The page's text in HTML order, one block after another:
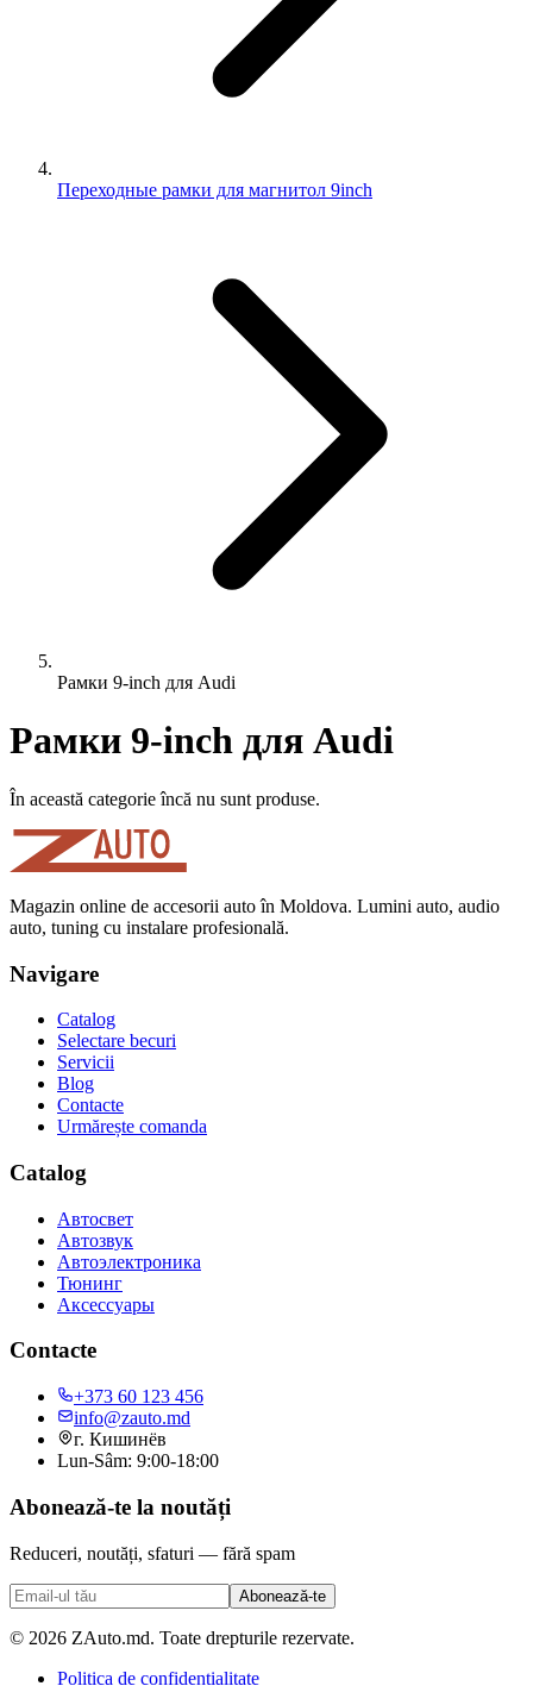
Переходные рамки для магнитол 9inch
Рамки 9-inch для Audi
Рамки 9-inch для Audi
În această categorie încă nu sunt produse.
Magazin online de accesorii auto în Moldova. Lumini auto, audio
auto, tuning cu instalare profesională.
Navigare
Catalog
Selectare becuri
Servicii
Blog
Contacte
Urmărește comanda
Catalog
Автосвет
Автозвук
Автоэлектроника
Тюнинг
Аксессуары
Contacte
+373 60 123 456
info@zauto.md
г. Кишинёв
Lun-Sâm: 9:00-18:00
Abonează-te la noutăți
Reduceri, noutăți, sfaturi — fără spam
Abonează-te
© 2026 ZAuto.md. Toate drepturile rezervate.
Politica de confidențialitate